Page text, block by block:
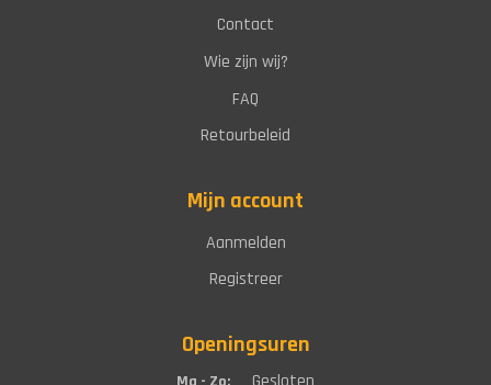
Contact
Wie zijn wij?
FAQ
Retourbeleid
Mijn account
Aanmelden
Registreer
Openingsuren